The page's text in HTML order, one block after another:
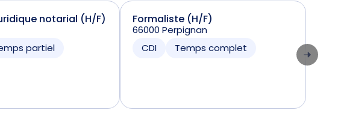
notarial (H/F)
partiel
Formaliste (H/F)
66000 Perpignan
CDI
Temps complet